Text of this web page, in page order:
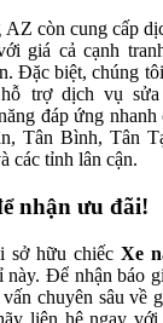
còn cung cấp
giá cả cạnh
Đặc biệt, chúng
hỗ trợ dịch vụ
đáp ứng
Tân Bình, Tân
các tỉnh lân cận.
nhận ưu đãi!
sở hữu chiếc Xe
này. Để nhận báo
chuyên sâu về
liên hệ ngay